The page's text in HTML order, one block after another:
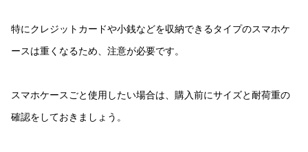
特にクレジットカードや小銭などを収納できるタイプのスマホケ
ースは重くなるため、注意が必要です。
スマホケースごと使用したい場合は、購入前にサイズと耐荷重の
確認をしておきましょう。